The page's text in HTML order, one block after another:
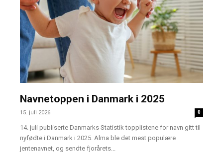
Navnetoppen i Danmark i 2025
15. juli 2026 0
14. juli publiserte Danmarks Statistik topplistene for navn gitt til
nyfødte i Danmark i 2025. Alma ble det mest populære
jentenavnet, og sendte fjorårets...